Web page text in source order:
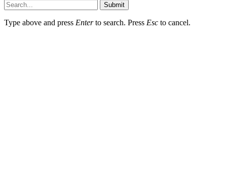
Submit
Type above and press Enterto search. Press Esc to cancel.